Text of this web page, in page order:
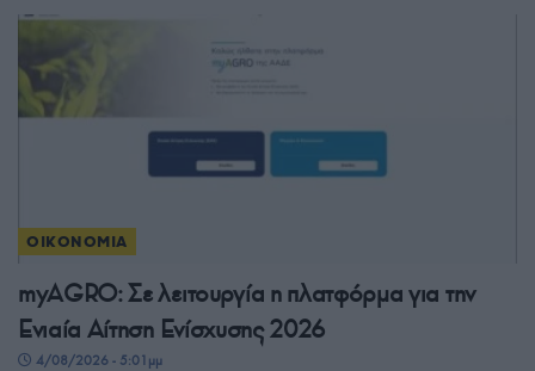
ΟΙΚΟΝΟΜΙΑ
myAGRO: Σε λειτουργία η πλατφόρμα για την
Ενιαία Αίτηση Ενίσχυσης 2026
4/08/2026 - 5:01μμ